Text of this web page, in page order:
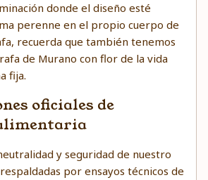
donde el diseño esté
perenne en el propio cuerpo de
recuerda que también tenemos
de Murano con flor de la vida
fija.
oficiales de
y seguridad de nuestro
por ensayos técnicos de